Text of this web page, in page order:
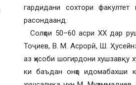
гардидани сохтори
расондаанд.
Солҳои 50–60 асри ХХ дар
Тоҷиев, В. М. Асрорӣ, Ш.
аз ҳисоби шогирдони
ки баъдан онҳо идомабахши